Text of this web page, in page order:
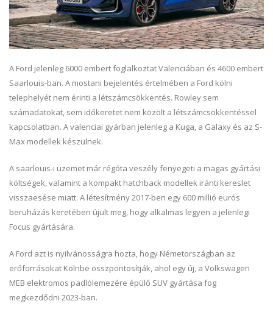
A Ford jelenleg 6000 embert foglalkoztat Valenciában és 4600 embert
Saarlouis-ban. A mostani bejelentés értelmében a Ford kölni
telephelyét nem érinti a létszámcsökkentés. Rowley sem
számadatokat, sem időkeretet nem közölt a létszámcsökkentéssel
kapcsolatban. A valenciai gyárban jelenleg a Kuga, a Galaxy és az S-
Max modellek készülnek.
A saarlouis-i üzemet már régóta veszély fenyegeti a magas gyártási
költségek, valamint a kompakt hatchback modellek iránti kereslet
visszaesése miatt. A létesítmény 2017-ben egy 600 millió eurós
beruházás keretében újult meg, hogy alkalmas legyen a jelenlegi
Focus gyártására.
A Ford azt is nyilvánosságra hozta, hogy Németországban az
erőforrásokat Kölnbe összpontosítják, ahol egy új, a Volkswagen
MEB elektromos padlólemezére épülő SUV gyártása fog
megkezdődni 2023-ban.